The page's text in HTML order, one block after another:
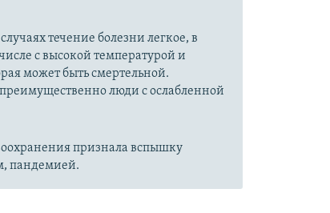
течение болезни легкое, в
с высокой температурой и
может быть смертельной.
люди с ослабленной
признала вспышку
пандемией.